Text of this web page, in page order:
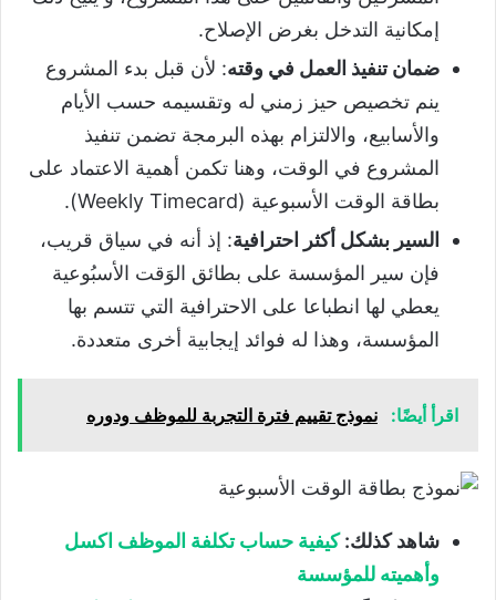
إمكانية التدخل بغرض الإصلاح.
ضمان تنفيذ العمل في وقته: لأن قبل بدء المشروع
ينم تخصيص حيز زمني له وتقسيمه حسب الأيام
والأسابيع، والالتزام بهذه البرمجة تضمن تنفيذ
المشروع في الوقت، وهنا تكمن أهمية الاعتماد على
بطاقة الوقت الأسبوعية (Weekly Timecard).
السير بشكل أكثر احترافية: إذ أنه في سياق قريب،
فإن سير المؤسسة على بطائق الوَقت الأسبُوعية
يعطي لها انطباعا على الاحترافية التي تتسم بها
المؤسسة، وهذا له فوائد إيجابية أخرى متعددة.
اقرأ أيضًا: نموذج تقييم فترة التجربة للموظف ودوره
شاهد كذلك:كيفية حساب تكلفة الموظف اكسل
وأهميته للمؤسسة